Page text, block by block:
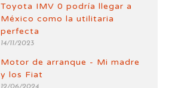
Toyota IMV 0 podría llegar a
México como la utilitaria
perfecta
14/11/2023
Motor de arranque - Mi madre
y los Fiat